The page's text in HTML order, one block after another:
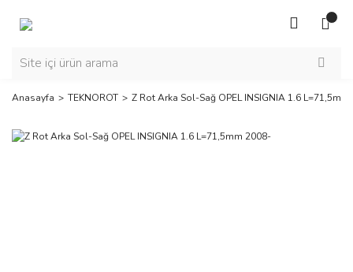
Anasayfa TEKNOROT Z Rot Arka Sol-Sağ OPEL INSIGNIA 1.6